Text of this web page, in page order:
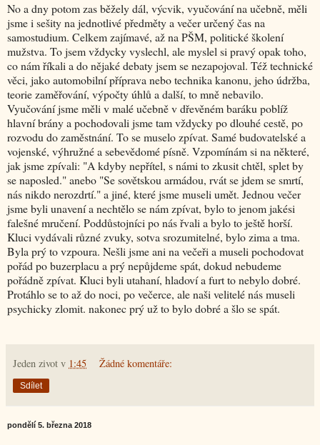
No a dny potom zas běžely dál, výcvik, vyučování na učebně, měli
jsme i sešity na jednotlivé předměty a večer určený čas na
samostudium. Celkem zajímavé, až na PŠM, politické školení
mužstva. To jsem vždycky vyslechl, ale myslel si pravý opak toho,
co nám říkali a do nějaké debaty jsem se nezapojoval. Též technické
věci, jako automobilní příprava nebo technika kanonu, jeho údržba,
teorie zaměřování, výpočty úhlů a další, to mně nebavilo.
Vyučování jsme měli v malé učebně v dřevěném baráku poblíž
hlavní brány a pochodovali jsme tam vždycky po dlouhé cestě, po
rozvodu do zaměstnání. To se muselo zpívat. Samé budovatelské a
vojenské, výhružné a sebevědomé písně. Vzpomínám si na některé,
jak jsme zpívali: "A kdyby nepřítel, s námi to zkusit chtěl, splet by
se naposled." anebo "Se sovětskou armádou, rvát se jdem se smrtí,
nás nikdo nerozdrtí." a jiné, které jsme museli umět. Jednou večer
jsme byli unavení a nechtělo se nám zpívat, bylo to jenom jakési
falešné mručení. Poddůstojníci po nás řvali a bylo to ještě horší.
Kluci vydávali různé zvuky, sotva srozumitelné, bylo zima a tma.
Byla prý to vzpoura. Nešli jsme ani na večeři a museli pochodovat
pořád po buzerplacu a prý nepůjdeme spát, dokud nebudeme
pořádně zpívat. Kluci byli utahaní, hladoví a furt to nebylo dobré.
Protáhlo se to až do noci, po večerce, ale naši velitelé nás museli
psychicky zlomit. nakonec prý už to bylo dobré a šlo se spát.
Jeden zivot v 1:45 Žádné komentáře:
Sdílet
pondělí 5. března 2018